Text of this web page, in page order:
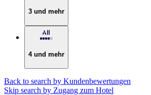
3 und mehr
4 und mehr
Back to search by Kundenbewertungen
Skip search by Zugang zum Hotel